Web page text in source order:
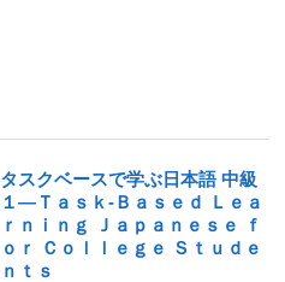
タスクベースで学ぶ日本語 中級
１―Ｔａｓｋ‐Ｂａｓｅｄ Ｌｅａ
ｒｎｉｎｇ Ｊａｐａｎｅｓｅ ｆ
ｏｒ Ｃｏｌｌｅｇｅ Ｓｔｕｄｅ
ｎｔｓ